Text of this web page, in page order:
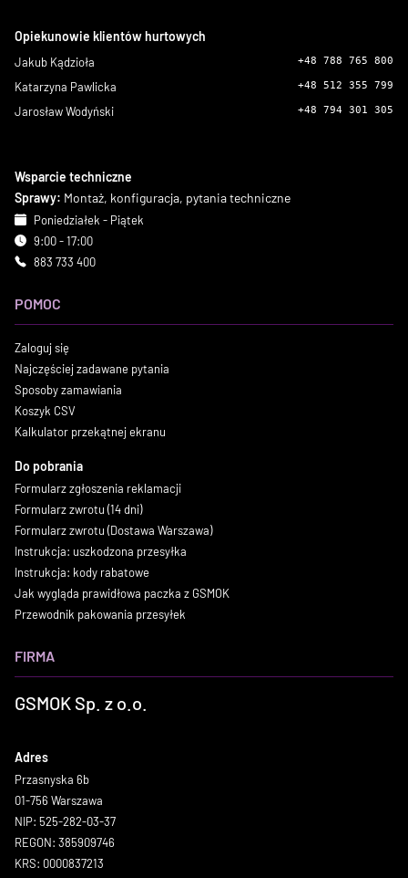
Opiekunowie klientów hurtowych
Jakub Kądzioła +48 788 765 800
Katarzyna Pawlicka +48 512 355 799
Jarosław Wodyński +48 794 301 305
Wsparcie techniczne
Sprawy: Montaż, konfiguracja, pytania techniczne
Poniedziałek - Piątek
9:00 - 17:00
883 733 400
POMOC
Zaloguj się
Najczęściej zadawane pytania
Sposoby zamawiania
Koszyk CSV
Kalkulator przekątnej ekranu
Do pobrania
Formularz zgłoszenia reklamacji
Formularz zwrotu (14 dni)
Formularz zwrotu (Dostawa Warszawa)
Instrukcja: uszkodzona przesyłka
Instrukcja: kody rabatowe
Jak wygląda prawidłowa paczka z GSMOK
Przewodnik pakowania przesyłek
FIRMA
GSMOK Sp. z o.o.
Adres
Przasnyska 6b
01-756 Warszawa
NIP: 525-282-03-37
REGON: 385909746
KRS: 0000837213